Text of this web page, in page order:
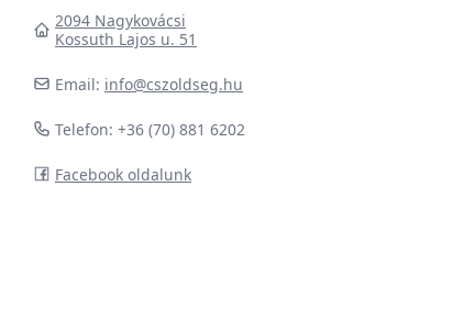
2094 Nagykovácsi
Kossuth Lajos u. 51
Email: info@cszoldseg.hu
Telefon: +36 (70) 881 6202
Facebook oldalunk